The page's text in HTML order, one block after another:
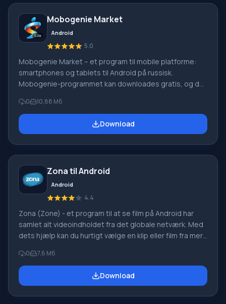
Mobogenie Market
Android
5.0
Mobogenie Market – et program til mobile platforme:
smartphones og tablets til Android på russisk.
Mobogenie-programmet kan downloades gratis, og det
den standard og velkendte Google Play Market. Med
Mobogenie Market kan du downloade gratis
programmer, spil og læse samt skrive anmeldelser.
0 10,88 Мб
Download
Zona til Android
Android
4.4
Zona (Zone) - et program til at se film på Android har
samlet alt videoindholdet fra det globale netværk. Med
dets hjælp kan du hurtigt vælge en klip eller film fra mere
torrent-tracker, hvilket indebærer foruddownload af
billedet, men takket være udviklernes unikke idé kan du
begynde at se inden for et minut efter at have startet
0 7,6 Мб
Download